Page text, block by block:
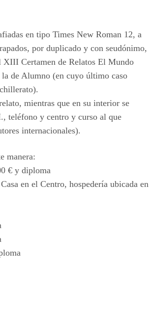
en tipo Times New Roman 12, a
por duplicado y con seudónimo,
XIII Certamen de Relatos El Mundo
de Alumno (en cuyo último caso
mientras que en su interior se
teléfono y centro y curso al que
internacionales).
manera:
€ y diploma
en el Centro, hospedería ubicada en